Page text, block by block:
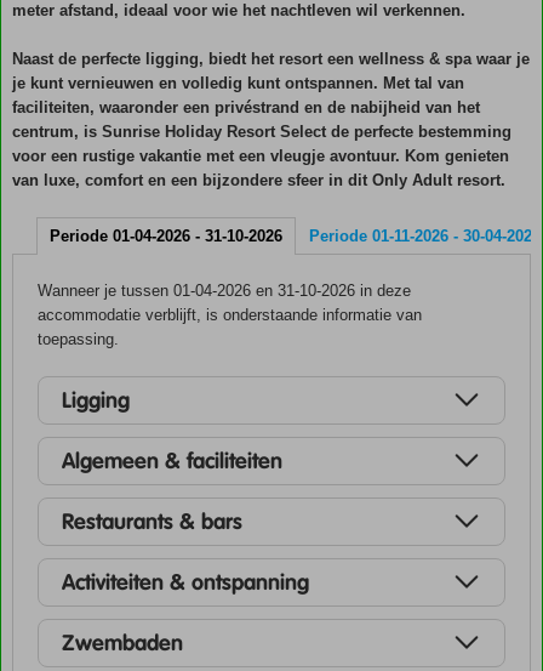
meter afstand, ideaal voor wie het nachtleven wil verkennen.
Naast de perfecte ligging, biedt het resort een wellness & spa waar je
je kunt vernieuwen en volledig kunt ontspannen. Met tal van
faciliteiten, waaronder een privéstrand en de nabijheid van het
centrum, is Sunrise Holiday Resort Select de perfecte bestemming
voor een rustige vakantie met een vleugje avontuur. Kom genieten
van luxe, comfort en een bijzondere sfeer in dit Only Adult resort.
Periode 01-04-2026 - 31-10-2026 Periode 01-11-2026 - 30-04-2027
Wanneer je tussen 01-04-2026 en 31-10-2026 in deze
accommodatie verblijft, is onderstaande informatie van
toepassing.
Ligging
Algemeen & faciliteiten
Restaurants & bars
Activiteiten & ontspanning
Zwembaden